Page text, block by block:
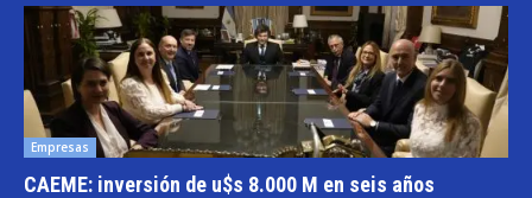
Empresas
CAEME: inversión de u$s 8.000 M en seis años